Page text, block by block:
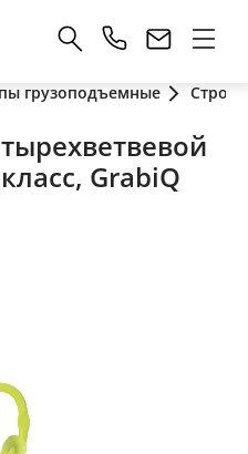
грузоподъемные
GrabiQ